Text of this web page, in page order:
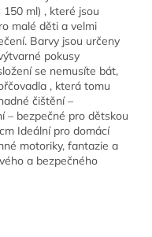
ml) , které jsou
malé děti a velmi
Barvy jsou určeny
pokusy
se nemusíte bát,
, která tomu
čištění –
– bezpečné pro dětskou
Ideální pro domácí
motoriky, fantazie a
a bezpečného